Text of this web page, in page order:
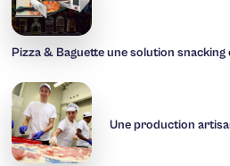
Pizza & Baguette une solution snacking
Une production